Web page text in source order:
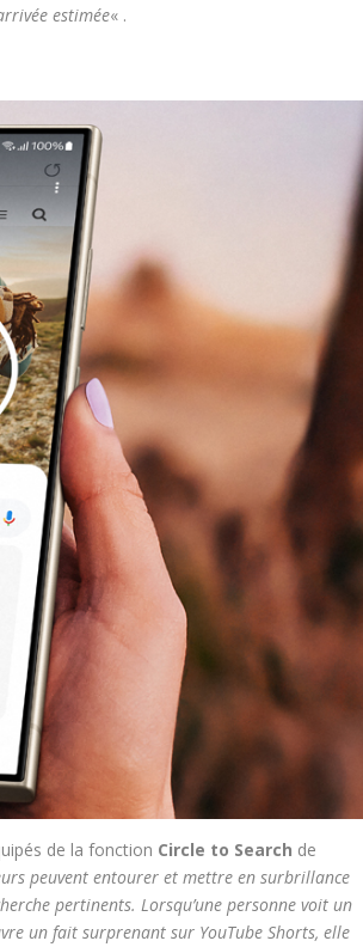
estimée« .
de la fonction Circle to Search de
peuvent entourer et mettre en surbrillance
pertinents. Lorsqu’une personne voit un
un fait surprenant sur YouTube Shorts, elle